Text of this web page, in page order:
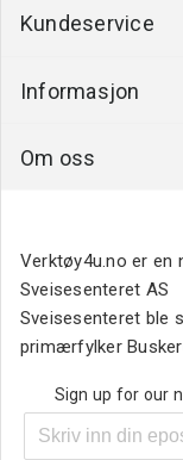
Kundeservice
Informasjon
Om oss
Verktøy4u.no er en
Sveisesenteret AS
Sveisesenteret ble
primærfylker
Sign up for our